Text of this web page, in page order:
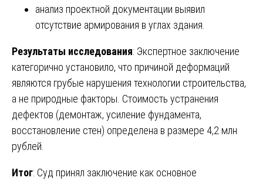
анализ проектной документации выявил
отсутствие армирования в углах здания.
Результаты исследования: Экспертное заключение
категорично установило, что причиной деформаций
являются грубые нарушения технологии строительства,
а не природные факторы. Стоимость устранения
дефектов (демонтаж, усиление фундамента,
восстановление стен) определена в размере 4,2 млн
рублей.
Итог: Суд принял заключение как основное